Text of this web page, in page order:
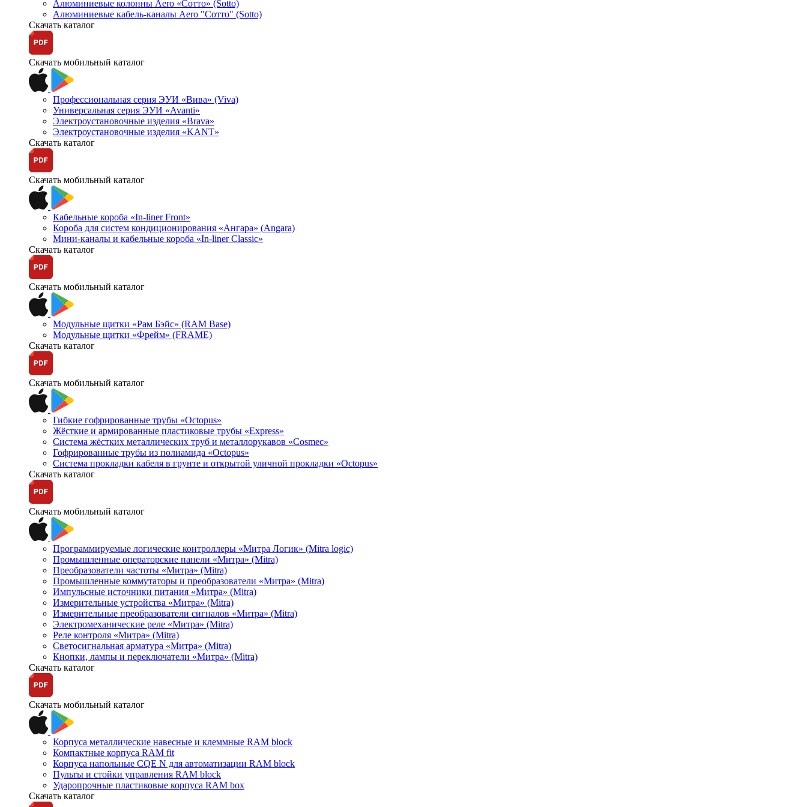
Алюминиевые колонны Aero «Сотто» (Sotto)
Алюминиевые кабель-каналы Aero "Сотто" (Sotto)
Скачать каталог
Скачать мобильный каталог
Профессиональная серия ЭУИ «Вива» (Viva)
Универсальная серия ЭУИ «Avanti»
Электроустановочные изделия «Brava»
Электроустановочные изделия «KANT»
Скачать каталог
Скачать мобильный каталог
Кабельные короба «In-liner Front»
Короба для систем кондиционирования «Ангара» (Angara)
Мини-каналы и кабельные короба «In-liner Classic»
Скачать каталог
Скачать мобильный каталог
Модульные щитки «Рам Бэйс» (RAM Base)
Модульные щитки «Фрейм» (FRAME)
Скачать каталог
Скачать мобильный каталог
Гибкие гофрированные трубы «Octopus»
Жёсткие и армированные пластиковые трубы «Express»
Система жёстких металлических труб и металлорукавов «Cosmec»
Гофрированные трубы из полиамида «Octopus»
Система прокладки кабеля в грунте и открытой уличной прокладки «Octopus»
Скачать каталог
Скачать мобильный каталог
Программируемые логические контроллеры «Митра Логик» (Mitra logic)
Промышленные операторские панели «Митра» (Mitra)
Преобразователи частоты «Митра» (Mitra)
Промышленные коммутаторы и преобразователи «Митра» (Mitra)
Импульсные источники питания «Митра» (Mitra)
Измерительные устройства «Митра» (Mitra)
Измерительные преобразователи сигналов «Митра» (Mitra)
Электромеханические реле «Митра» (Mitra)
Реле контроля «Митра» (Mitra)
Светосигнальная арматура «Митра» (Mitra)
Кнопки, лампы и переключатели «Митра» (Mitra)
Скачать каталог
Скачать мобильный каталог
Корпуса металлические навесные и клеммные RAM block
Компактные корпуса RAM fit
Корпуса напольные CQE N для автоматизации RAM block
Пульты и стойки управления RAM block
Ударопрочные пластиковые корпуса RAM box
Скачать каталог